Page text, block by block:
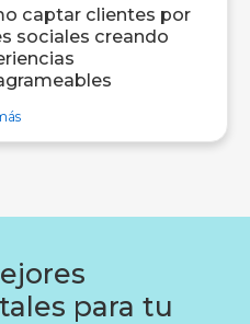
captar clientes por
sociales creando
sobre entrada Cómo captar
para tu